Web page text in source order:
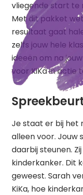
vliegende start te
Met dit pakket
resultaat gaat
zelfs jouw hele
ideeën om na
voor KiKa in actie
Je staat er bij het
alleen voor. Jouw
daarbij steunen.
kinderkanker. Dit
geweest. Sarah
KiKa, hoe